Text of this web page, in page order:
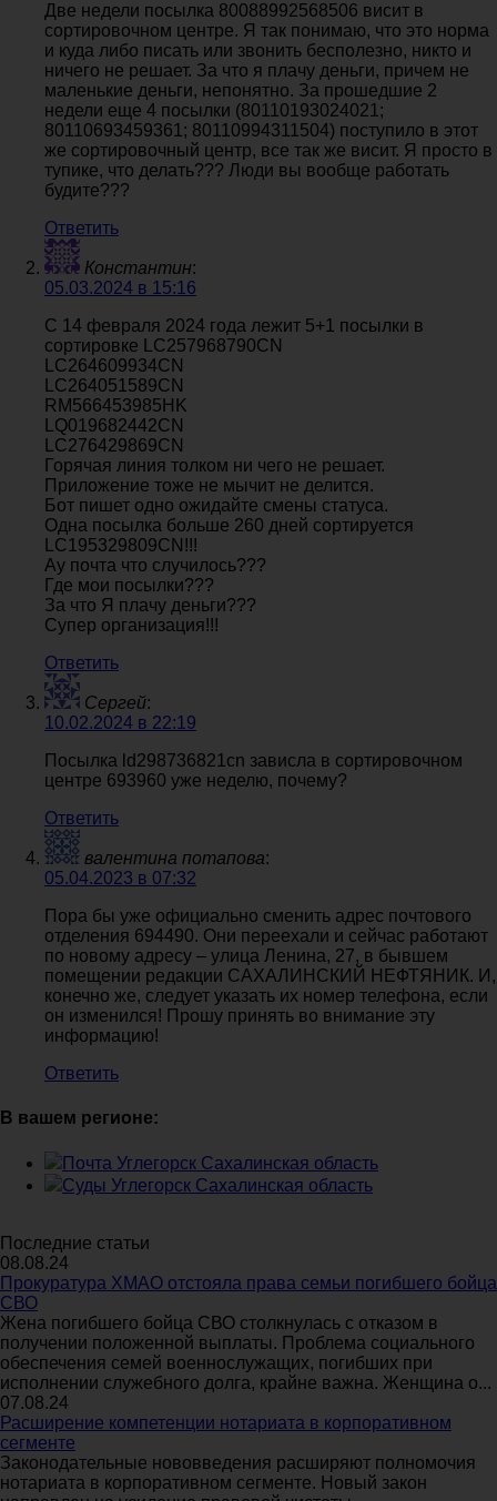
Две недели посылка 80088992568506 висит в
сортировочном центре. Я так понимаю, что это норма
и куда либо писать или звонить бесполезно, никто и
ничего не решает. За что я плачу деньги, причем не
маленькие деньги, непонятно. За прошедшие 2
недели еще 4 посылки (80110193024021;
80110693459361; 80110994311504) поступило в этот
же сортировочный центр, все так же висит. Я просто в
тупике, что делать??? Люди вы вообще работать
будите???
Ответить
Константин:
05.03.2024 в 15:16
С 14 февраля 2024 года лежит 5+1 посылки в
сортировке LC257968790CN
LC264609934CN
LC264051589CN
RM566453985HK
LQ019682442CN
LC276429869CN
Горячая линия толком ни чего не решает.
Приложение тоже не мычит не делится.
Бот пишет одно ожидайте смены статуса.
Одна посылка больше 260 дней сортируется
LC195329809CN!!!
Ау почта что случилось???
Где мои посылки???
За что Я плачу деньги???
Супер организация!!!
Ответить
Сергей:
10.02.2024 в 22:19
Посылка ld298736821cn зависла в сортировочном
центре 693960 уже неделю, почему?
Ответить
валентина потапова:
05.04.2023 в 07:32
Пора бы уже официально сменить адрес почтового
отделения 694490. Они переехали и сейчас работают
по новому адресу – улица Ленина, 27, в бывшем
помещении редакции САХАЛИНСКИЙ НЕФТЯНИК. И,
конечно же, следует указать их номер телефона, если
он изменился! Прошу принять во внимание эту
информацию!
Ответить
В вашем регионе:
Почта Углегорск Сахалинская область
Суды Углегорск Сахалинская область
Последние статьи
08.08.24
Прокуратура ХМАО отстояла права семьи погибшего бойца
СВО
Жена погибшего бойца СВО столкнулась с отказом в
получении положенной выплаты. Проблема социального
обеспечения семей военнослужащих, погибших при
исполнении служебного долга, крайне важна. Женщина о...
07.08.24
Расширение компетенции нотариата в корпоративном
сегменте
Законодательные нововведения расширяют полномочия
нотариата в корпоративном сегменте. Новый закон